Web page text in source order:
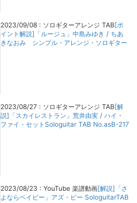
2023/09/08 : ソロギターアレンジ TAB[ポ
イント解説]「ルージュ」中島みゆき / ちあ
きなおみ シンプル・アレンジ・ソロギター
2023/08/27 : ソロギターアレンジ TAB[解
説]「スカイレストラン」荒井由実 / ハイ・
ファイ・セットSologuitar TAB No.asB-217
2023/08/23 : YouTube 楽譜動画[解説]「さ
よならベイビー」アズ・ビー SologuitarTAB